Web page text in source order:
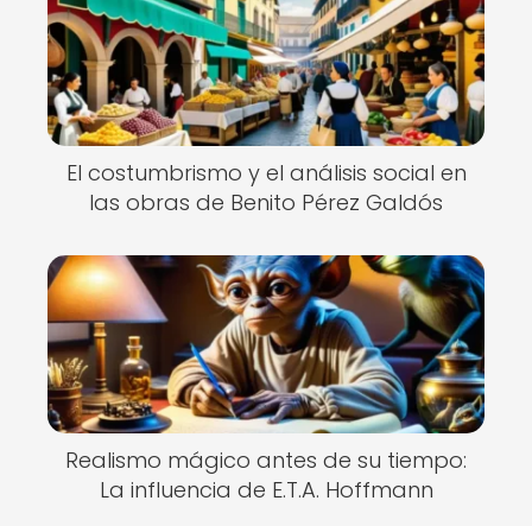
El costumbrismo y el análisis social en
las obras de Benito Pérez Galdós
Realismo mágico antes de su tiempo:
La influencia de E.T.A. Hoffmann